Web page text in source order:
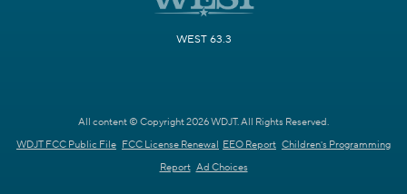
WEST 63.3
All content © Copyright 2026 WDJT. All Rights Reserved.
WDJT FCC Public File FCC License Renewal EEO Report Children's Programming
Report Ad Choices